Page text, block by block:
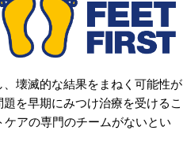
壊滅的な結果をまねく可能性が
を早期にみつけ治療を受けるこ
アの専門のチームがないとい